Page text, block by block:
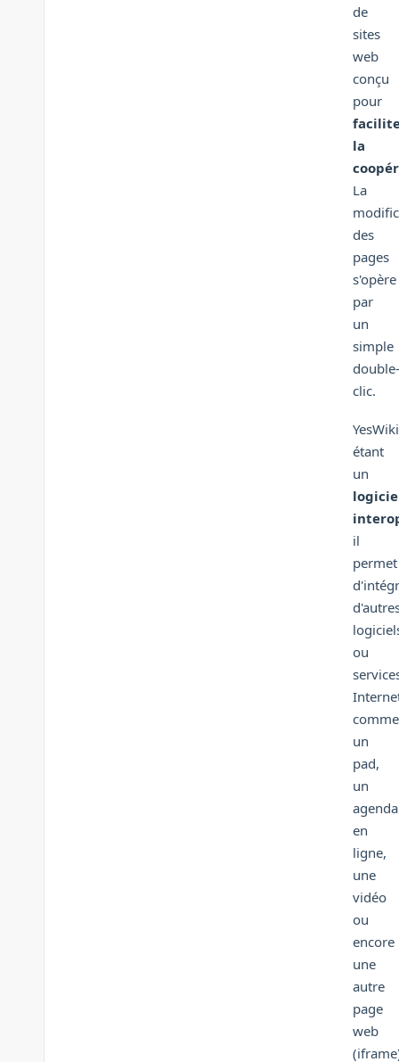
de
sites
web
conçu
pour
la
La
des
pages
s'opère
par
un
simple
double-
clic.
YesWiki
étant
un
il
permet
ou
comme
un
pad,
un
agenda
en
ligne,
une
vidéo
ou
encore
une
autre
page
web